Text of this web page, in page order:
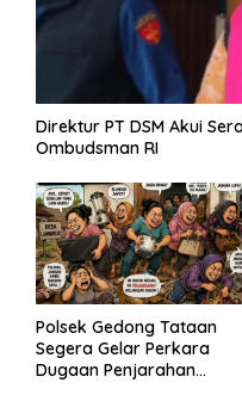
Direktur PT DSM Akui
Ombudsman RI
Polsek Gedong Tataan
Segera Gelar Perkara
Dugaan Penjarahan